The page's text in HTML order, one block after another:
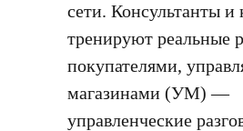
сети. Консультанты и
тренируют реальные
покупателями,
магазинами (УМ) —
управленческие